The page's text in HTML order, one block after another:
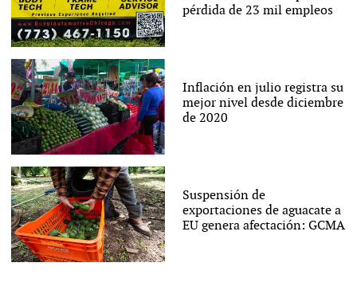
pérdida de 23 mil empleos
Inflación en julio registra su
mejor nivel desde diciembre
de 2020
Suspensión de
exportaciones de aguacate a
EU genera afectación: GCMA